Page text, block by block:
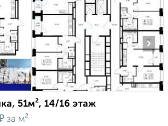
›
51м², 14/16 этаж
за м²